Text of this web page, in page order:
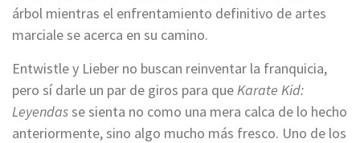
árbol mientras el enfrentamiento definitivo de artes
marciale se acerca en su camino.
Entwistle y Lieber no buscan reinventar la franquicia,
pero sí darle un par de giros para queKarate Kid:
Leyendasse sienta no como una mera calca de lo hecho
anteriormente, sino algo mucho más fresco. Uno de los